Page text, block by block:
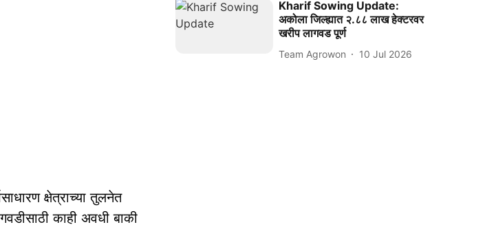
क्षेत्राच्या तुलनेत
काही अवधी बाकी
Kharif Sowing Update:
अकोला जिल्ह्यात २.८८ लाख हेक्टरवर
खरीप लागवड पूर्ण
Team Agrowon 10 Jul 2026